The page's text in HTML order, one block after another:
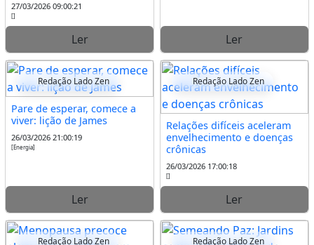
27/03/2026 09:00:21
[]
Ler Ler
Redação Lado Zen
Pare de esperar, comece a
viver: lição de James
26/03/2026 21:00:19
[Energia]
Ler
Redação Lado Zen
Relações difíceis aceleram
envelhecimento e doenças
crônicas
26/03/2026 17:00:18
[]
Ler
Redação Lado Zen Redação Lado Zen